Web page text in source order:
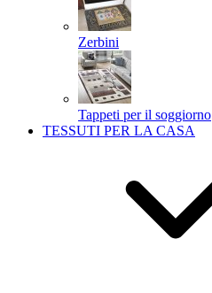
Zerbini
Tappeti per il soggiorno
TESSUTI PER LA CASA